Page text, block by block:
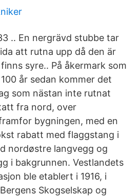
.. En nergrävd stubbe tar
att rutna upp då den är
syre.. På åkermark som
år sedan kommer det
som nästan inte rutnat
fra nord, over
bygningen, med en
rabatt med flaggstang i
nordøstre langvegg og
i bakgrunnen. Vestlandets
ble etablert i 1916, i
Skogselskap og